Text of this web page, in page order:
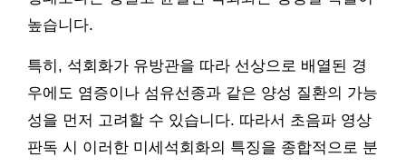
높습니다.
특히, 석회화가 유방관을 따라 선상으로 배열된 경
우에도 염증이나 섬유선종과 같은 양성 질환의 가능
성을 먼저 고려할 수 있습니다. 따라서 초음파 영상
판독 시 이러한 미세석회화의 특징을 종합적으로 분